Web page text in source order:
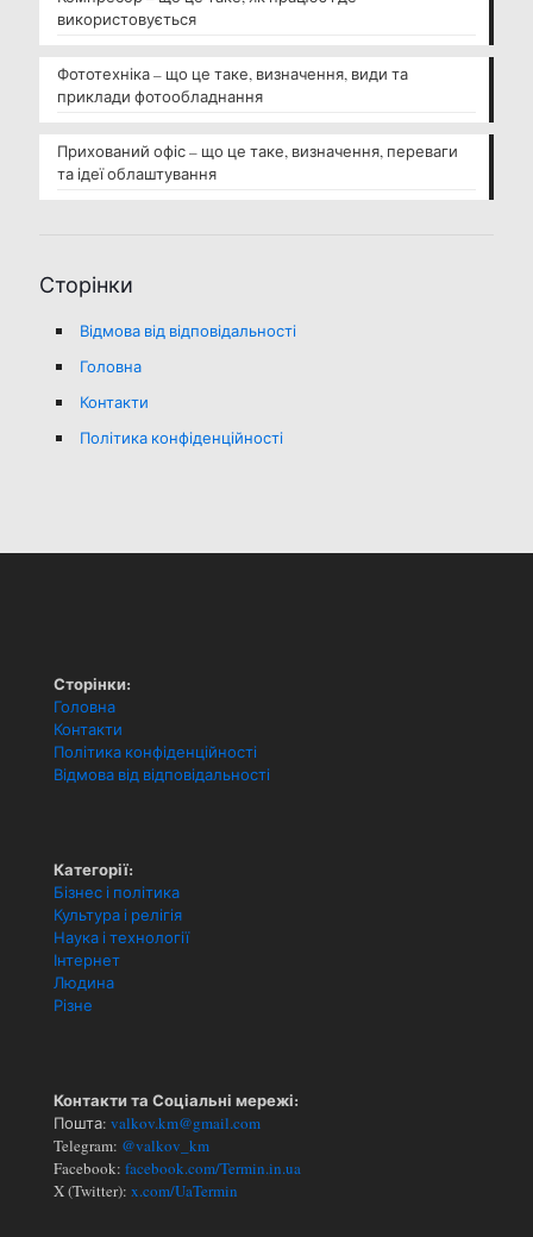
використовується
Фототехніка – що це таке, визначення, види та
приклади фотообладнання
Прихований офіс – що це таке, визначення, переваги
та ідеї облаштування
Сторінки
Відмова від відповідальності
Головна
Контакти
Політика конфіденційності
Сторінки:
Головна
Контакти
Політика конфіденційності
Відмова від відповідальності
Категорії:
Бізнес і політика
Культура і релігія
Наука і технології
Інтернет
Людина
Різне
Контакти та Соціальні мережі:
Пошта: valkov.km@gmail.com
Telegram: @valkov_km
Facebook: facebook.com/Termin.in.ua
X (Twitter): x.com/UaTermin